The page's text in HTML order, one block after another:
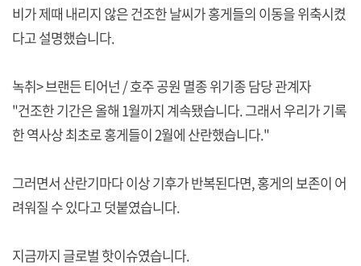
비가 제때 내리지 않은 건조한 날씨가 홍게들의 이동을 위축시켰
다고 설명했습니다.
녹취> 브랜든 티어넌 / 호주 공원 멸종 위기종 담당 관계자
"건조한 기간은 올해 1월까지 계속됐습니다. 그래서 우리가 기록
한 역사상 최초로 홍게들이 2월에 산란했습니다."
그러면서 산란기마다 이상 기후가 반복된다면, 홍게의 보존이 어
려워질 수 있다고 덧붙였습니다.
지금까지 글로벌 핫이슈였습니다.